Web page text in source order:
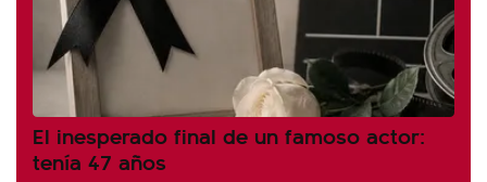
El inesperado final de un famoso actor:
tenía 47 años